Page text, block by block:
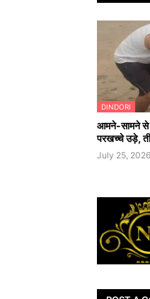
DINDORI
आमने-सामने से
परखच्चे उड़े,
July 25, 2026